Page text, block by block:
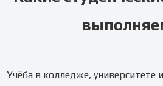
Учёба в колледже, университете